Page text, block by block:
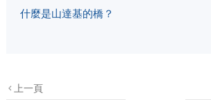
什麼是山達基的橋？
上一頁